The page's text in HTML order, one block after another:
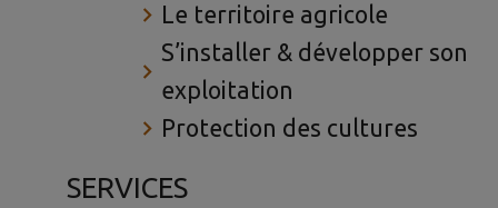
Le territoire agricole
S’installer & développer son
exploitation
Protection des cultures
SERVICES